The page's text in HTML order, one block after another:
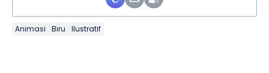
Animasi Biru Ilustratif